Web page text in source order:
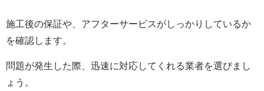
施工後の保証や、アフターサービスがしっかりしているか
を確認します。
問題が発生した際、迅速に対応してくれる業者を選びまし
ょう。